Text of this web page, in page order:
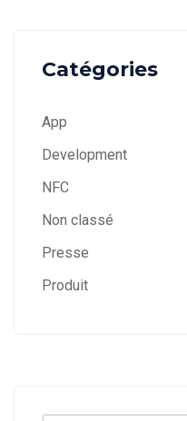
Catégories
App
Development
NFC
Non classé
Presse
Produit